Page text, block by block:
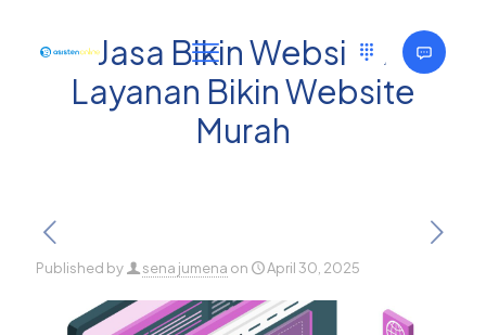
Jasa Bikin Website:
Layanan Bikin Website
Murah
Published by sena jumena on April 30, 2025